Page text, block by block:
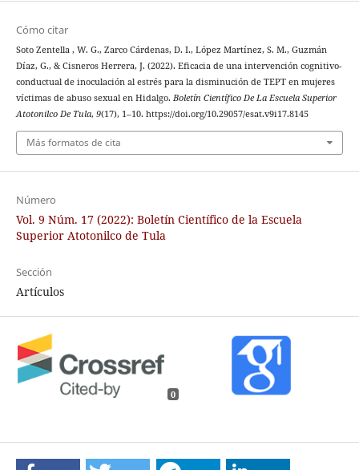
Cómo citar
Soto Zentella , W. G., Zarco Cárdenas, D. I., López Martínez, S. M., Guzmán
Díaz, G., & Cisneros Herrera, J. (2022). Eficacia de una intervención cognitivo-
conductual de inoculación al estrés para la disminución de TEPT en mujeres
víctimas de abuso sexual en Hidalgo. Boletín Científico De La Escuela Superior
Atotonilco De Tula, 9(17), 1–10. https://doi.org/10.29057/esat.v9i17.8145
Más formatos de cita
Número
Vol. 9 Núm. 17 (2022): Boletín Científico de la Escuela
Superior Atotonilco de Tula
Sección
Artículos
0